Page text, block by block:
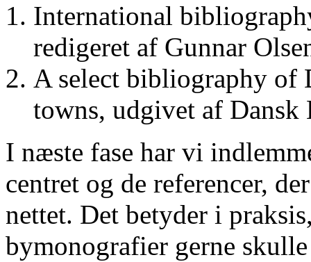
International
redigeret af Gunnar
A select bibliography of
towns, udgivet af
I næste fase har vi
centret og de referencer,
nettet. Det betyder i
bymonografier gerne